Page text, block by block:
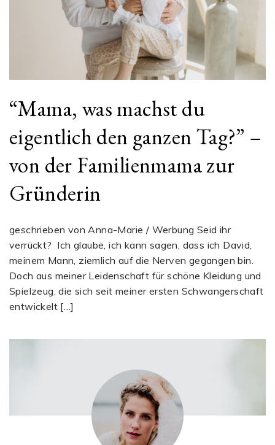
“Mama, was machst du
eigentlich den ganzen Tag?” –
von der Familienmama zur
Gründerin
geschrieben von Anna-Marie / Werbung Seid ihr
verrückt? Ich glaube, ich kann sagen, dass ich David,
meinem Mann, ziemlich auf die Nerven gegangen bin.
Doch aus meiner Leidenschaft für schöne Kleidung und
Spielzeug, die sich seit meiner ersten Schwangerschaft
entwickelt […]